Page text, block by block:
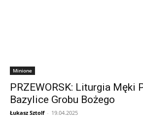
Minione
PRZEWORSK: Liturgia Męki
Bazylice Grobu Bożego
Łukasz Sztolf - 19.04.2025